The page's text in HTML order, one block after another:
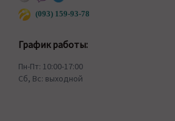
(093) 159-93-78
График работы:
Пн-Пт: 10:00-17:00
Сб, Вс: выходной